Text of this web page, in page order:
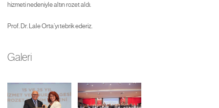
hizmeti nedeniyle altın rozet aldı.
Prof. Dr. Lale Orta’yı tebrik ederiz.
Galeri